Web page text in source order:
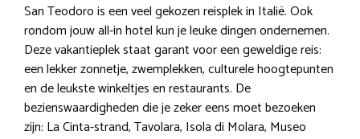
San Teodoro is een veel gekozen reisplek in Italië. Ook
rondom jouw all-in hotel kun je leuke dingen ondernemen.
Deze vakantieplek staat garant voor een geweldige reis:
een lekker zonnetje, zwemplekken, culturele hoogtepunten
en de leukste winkeltjes en restaurants. De
bezienswaardigheden die je zeker eens moet bezoeken
zijn: La Cinta-strand, Tavolara, Isola di Molara, Museo